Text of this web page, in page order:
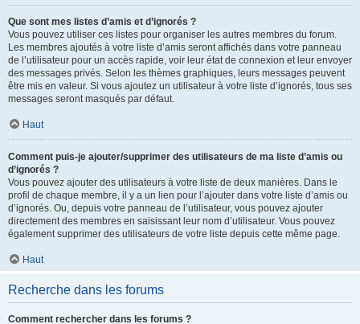
Que sont mes listes d’amis et d’ignorés ?
Vous pouvez utiliser ces listes pour organiser les autres membres du forum.
Les membres ajoutés à votre liste d’amis seront affichés dans votre panneau
de l’utilisateur pour un accès rapide, voir leur état de connexion et leur envoyer
des messages privés. Selon les thèmes graphiques, leurs messages peuvent
être mis en valeur. Si vous ajoutez un utilisateur à votre liste d’ignorés, tous ses
messages seront masqués par défaut.
Haut
Comment puis-je ajouter/supprimer des utilisateurs de ma liste d’amis ou
d’ignorés ?
Vous pouvez ajouter des utilisateurs à votre liste de deux manières. Dans le
profil de chaque membre, il y a un lien pour l’ajouter dans votre liste d’amis ou
d’ignorés. Ou, depuis votre panneau de l’utilisateur, vous pouvez ajouter
directement des membres en saisissant leur nom d’utilisateur. Vous pouvez
également supprimer des utilisateurs de votre liste depuis cette même page.
Haut
Recherche dans les forums
Comment rechercher dans les forums ?